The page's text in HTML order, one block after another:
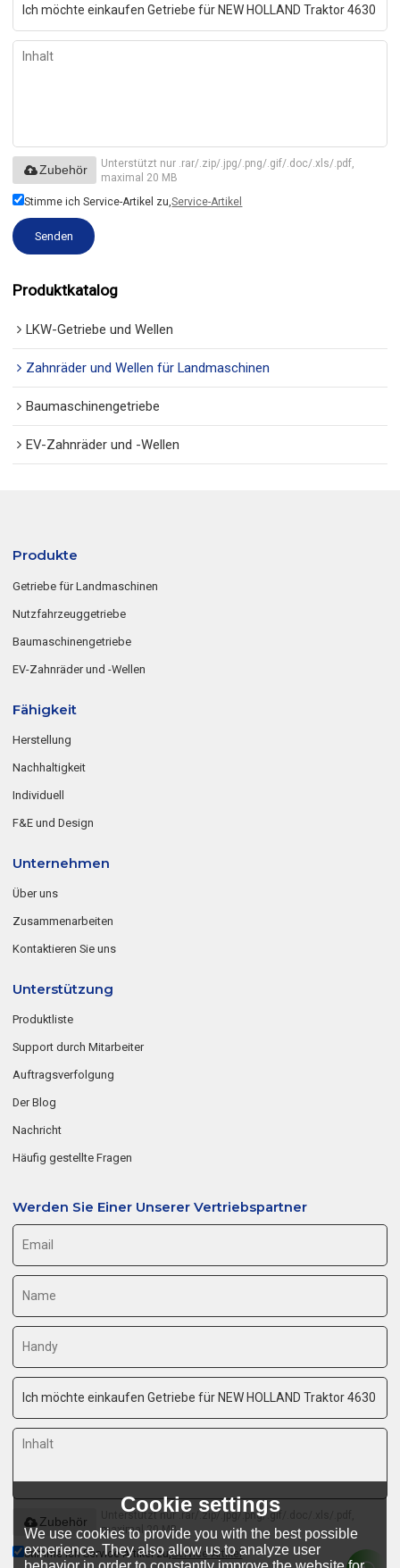
Unterstützt nur .rar/.zip/.jpg/.png/.gif/.doc/.xls/.pdf,
maximal 20 MB
Zubehör
Stimme ich Service-Artikel zu,Service-Artikel
Senden
Produktkatalog
LKW-Getriebe und Wellen
Zahnräder und Wellen für Landmaschinen
Baumaschinengetriebe
EV-Zahnräder und -Wellen
Produkte
Getriebe für Landmaschinen
Nutzfahrzeuggetriebe
Baumaschinengetriebe
EV-Zahnräder und -Wellen
Fähigkeit
Herstellung
Nachhaltigkeit
Individuell
F&E und Design
Unternehmen
Über uns
Zusammenarbeiten
Kontaktieren Sie uns
Unterstützung
Produktliste
Support durch Mitarbeiter
Auftragsverfolgung
Der Blog
Nachricht
Häufig gestellte Fragen
Werden Sie Einer Unserer Vertriebspartner
Unterstützt nur .rar/.zip/.jpg/.png/.gif/.doc/.xls/.pdf,
maximal 20 MB
Zubehör
Stimme ich Service-Artikel zu,Service-Artikel
Cookie settings
We use cookies to provide you with the best possible
experience. They also allow us to analyze user